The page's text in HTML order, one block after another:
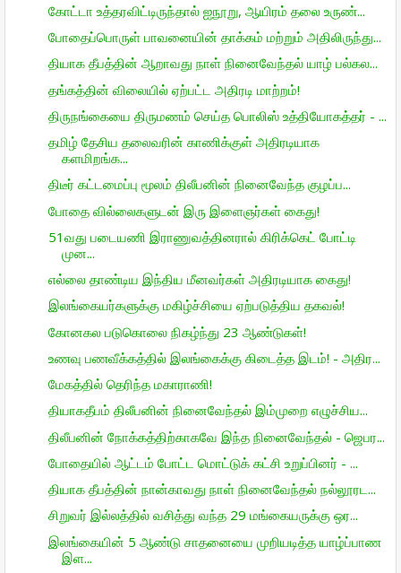
கோட்டா உத்தரவிட்டிருந்தால் ஐநூறு, ஆயிரம் தலை உருண்...
போதைப்பொருள் பாவனையின் தாக்கம் மற்றும் அதிலிருந்து...
தியாக தீபத்தின் ஆறாவது நாள் நினைவேந்தல் யாழ் பல்கல...
தங்கத்தின் விலையில் ஏற்பட்ட அதிரடி மாற்றம்!
திருநங்கையை திருமணம் செய்த பொலிஸ் உத்தியோகத்தர் - ...
தமிழ் தேசிய தலைவரின் காணிக்குள் அதிரடியாக
களமிறங்க...
திடீர் கட்டமைப்பு மூலம் திலீபனின் நினைவேந்த குழப்ப...
போதை வில்லைகளுடன் இரு இளைஞர்கள் கைது!
51வது படையணி இராணுவத்தினரால் கிரிக்கெட் போட்டி
முன...
எல்லை தாண்டிய இந்திய மீனவர்கள் அதிரடியாக கைது!
இலங்கையர்களுக்கு மகிழ்ச்சியை ஏற்படுத்திய தகவல்!
கோனகல படுகொலை நிகழ்ந்து 23 ஆண்டுகள்!
உணவு பணவீக்கத்தில் இலங்கைக்கு கிடைத்த இடம்! - அதிர...
மேகத்தில் தெரிந்த மகாராணி!
தியாகதீபம் திலீபனின் நினைவேந்தல் இம்முறை எழுச்சிய...
திலீபனின் நோக்கத்திற்காகவே இந்த நினைவேந்தல் - ஜெபர...
போதையில் ஆட்டம் போட்ட மொட்டுக் கட்சி உறுப்பினர் - ...
தியாக தீபத்தின் நான்காவது நாள் நினைவேந்தல் நல்லூரட...
சிறுவர் இல்லத்தில் வசித்து வந்த 29 மங்கையருக்கு ஒர...
இலங்கையின் 5 ஆண்டு சாதனையை முறியடித்த யாழ்ப்பாண
இள...